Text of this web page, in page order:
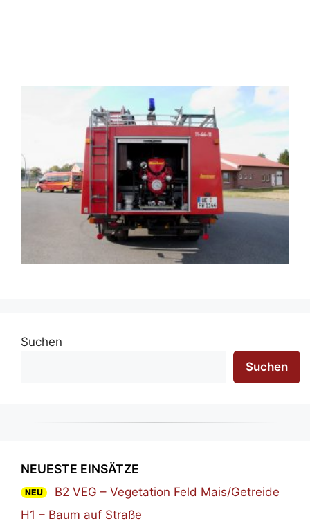
Suchen
Suchen
NEUESTE EINSÄTZE
NEU
B2 VEG – Vegetation Feld Mais/Getreide
H1 – Baum auf Straße